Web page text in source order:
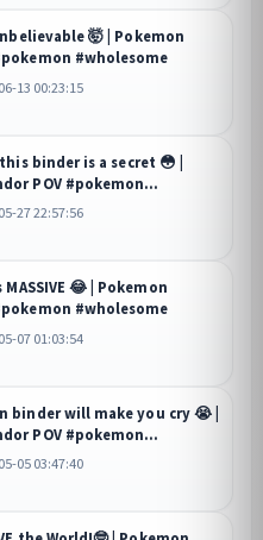
🤯 | Pokemon
#wholesome
13 00:23:15
binder is a secret 😳 |
POV #pokemon
27 22:57:56
😂 | Pokemon
#wholesome
07 01:03:54
binder will make you cry 😭 |
POV #pokemon
05 03:47:40